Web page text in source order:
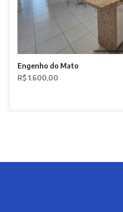
Engenho do Mato
R$ 1.600,00